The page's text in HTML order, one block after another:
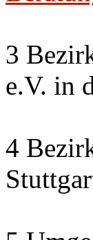
3
e.V. in
4